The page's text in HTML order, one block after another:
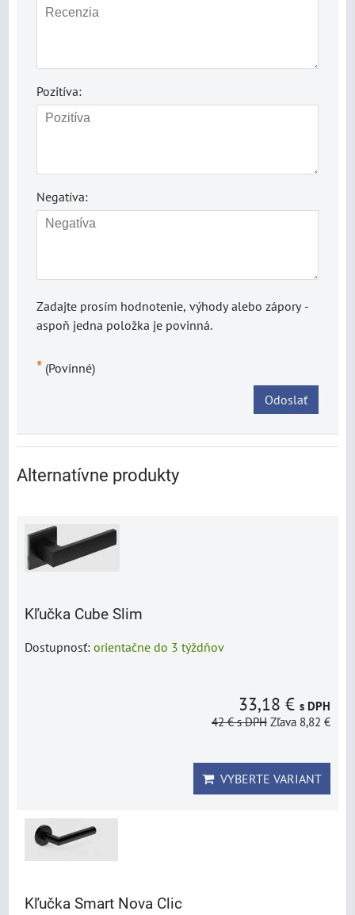
Pozitíva:
Negatíva:
Zadajte prosím hodnotenie, výhody alebo zápory -
aspoň jedna položka je povinná.
* (Povinné)
Odoslať
Alternatívne produkty
Kľučka Cube Slim
Dostupnosť: orientačne do 3 týždňov
33,18 € s DPH
42 €s DPH Zľava 8,82 €
VYBERTE VARIANT
Kľučka Smart Nova Clic